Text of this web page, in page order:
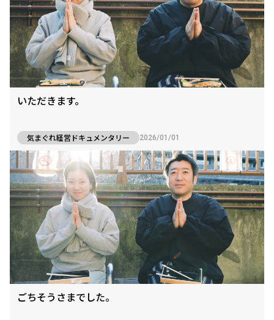
いただきます。
気まぐれ経営ドキュメンタリー 2026/01/01
ごちそうさまでした。